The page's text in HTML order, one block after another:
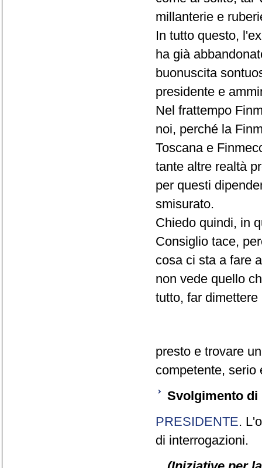
millanterie e
In tutto questo,
ha già
buonuscita
presidente e
Nel frattempo
noi, perché la
Toscana e
tante altre realtà
per questi
smisurato.
Chiedo quindi, in
Consiglio tace,
cosa ci sta a fare
non vede quello
tutto, far
presto e trovare
competente, serio
Svolgimento di
PRESIDENTE.
di interrogazioni.